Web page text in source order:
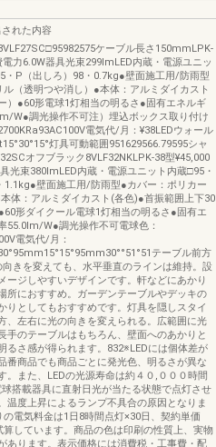
れた内容
ケーブル長さ150mmLPK-
電力6.0W器具光束299lmLED内蔵・電源ユニッ
・P（出しろ）98・0.7kg●壁面施工用/防雨型
（透明つや消し）●本体：アルミダイカスト
）●60形電球1灯相当の明るさ●固有エネルギ
W●調光操作不可注）埋込ボックス取り付け
電気代/月：¥38LEDウォール
灯具可動範囲951629566.79595シャ
オフブラック8VLF32NKLPK-38型¥45,000
光束380lmLED内蔵・電源ユニット内蔵□95・
1.1kg●壁面施工用/防雨型●カバー：ポリカー
体：アルミダイカスト(各色)●首振範囲上下30
形ダイクール電球1灯相当の明るさ●固有エ
55.0lm/W●調光操作不可電球色：
電気代/月：
テーブル前方
向きを変えても、水平垂直のラインは維持。設
ージしやすいデザインです。軒などにあかり
所におすすめ。ガーデンテーブルやデッキの
りとしてもおすすめです。灯具を隠しスタイ
、左右に光の向きを変えられる。広範囲に光
手のテーブルはもちろん、壁面へのあかりと
るさ感が得られます。832※LEDには個体差が
番商品でも商品ごとに発光色、明るさが異な
。また、LEDの光源寿命は約４０,０００時間
搭載器具に直射日光が当たる状態で点灯させ
温度上昇によるランプ不具合の原因となりま
電気料金は1日8時間点灯×30日、契約単価
算しています。商品の色は印刷の性質上、実物
あります。表示価格には消費税・工事費・配